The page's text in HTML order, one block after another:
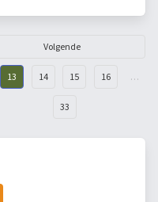
Volgende
13 14 15 16 …
33